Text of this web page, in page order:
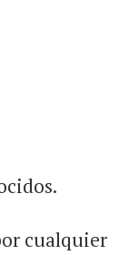
cualquier